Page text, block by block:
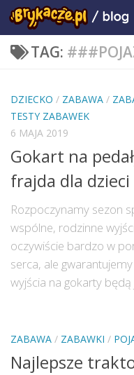
TAG:
DZIECKO / ZABAWA /
TESTY ZABAWEK
6 MAJA 2019
Gokart na
frajda dla dzieci
Rozpoczynamy sezon
wspólne, rodzinne
oczywiście bardzo w
serca, ale
wyjścia na gokarty będą
ZABAWA / ZABAWKI /
Najlepsze